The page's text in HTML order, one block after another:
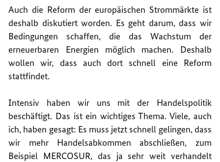
Auch die Reform der europäischen Strommärkte ist
deshalb diskutiert worden. Es geht darum, dass wir
Bedingungen schaffen, die das Wachstum der
erneuerbaren Energien möglich machen. Deshalb
wollen wir, dass auch dort schnell eine Reform
stattfindet.
Intensiv haben wir uns mit der Handelspolitik
beschäftigt. Das ist ein wichtiges Thema. Viele, auch
ich, haben gesagt: Es muss jetzt schnell gelingen, dass
wir mehr Handelsabkommen abschließen, zum
Beispiel MERCOSUR, das ja sehr weit verhandelt